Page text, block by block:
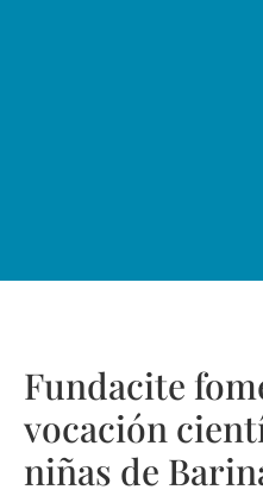
Fundacite
vocación
niñas de